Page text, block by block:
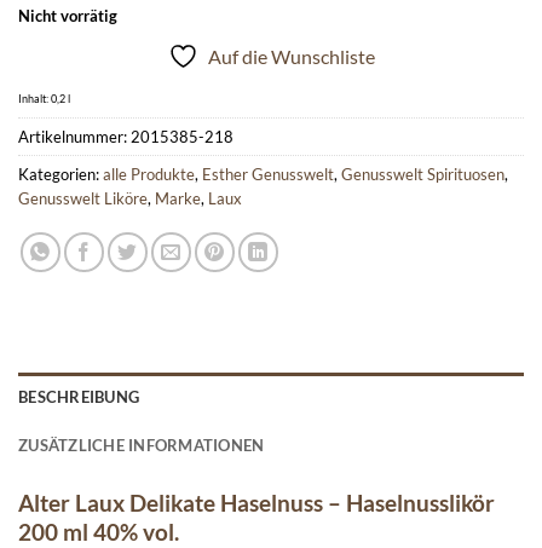
Nicht vorrätig
Auf die Wunschliste
Inhalt: 0,2l
Artikelnummer:2015385-218
Kategorien:alle Produkte, Esther Genusswelt,Genusswelt Spirituosen,
Genusswelt Liköre, Marke, Laux
BESCHREIBUNG
ZUSÄTZLICHE INFORMATIONEN
Alter Laux Delikate Haselnuss – Haselnusslikör
200 ml 40% vol.